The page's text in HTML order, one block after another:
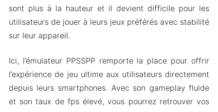
sont plus à la hauteur et il devient difficile pour les
utilisateurs de jouer à leurs jeux préférés avec stabilité
sur leur appareil.
Ici, l’émulateur PPSSPP remporte la place pour offrir
l’expérience de jeu ultime aux utilisateurs directement
depuis leurs smartphones. Avec son gameplay fluide
et son taux de fps élevé, vous pourrez retrouver vos